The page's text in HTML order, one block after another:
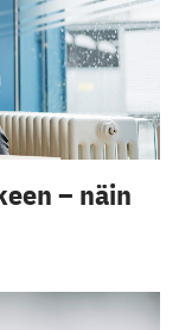
– näin